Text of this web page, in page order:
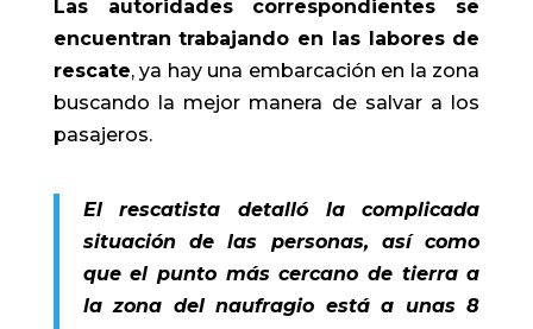
Las autoridades correspondientes se
encuentran trabajando en las labores de
rescate, ya hay una embarcación en la zona
buscando la mejor manera de salvar a los
pasajeros.
El rescatista detalló la complicada
situación de las personas, así como
que el punto más cercano de tierra a
la zona del naufragio está a unas 8